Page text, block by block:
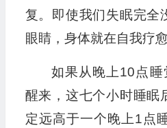
复。即使我们失眠完全
眼睛，身体就在自我疗愈
如果从晚上10点
醒来，这七个小时睡眠
定远高于一个晚上1点